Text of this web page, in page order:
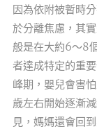
因為依附被暫時
於分離焦慮，其
般是在大約6～8
者達成特定的重
峰期，嬰兒會害
歲左右開始逐漸
見，媽媽還會回